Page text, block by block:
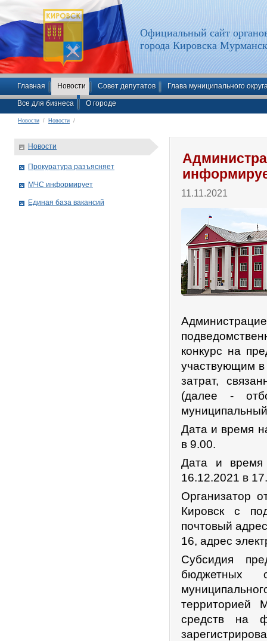
Официальный сайт
города Кировска
Главная Новости Совет депутатов Глава муниципального
Все для бизнеса О городе
Новости / Новости /
11.11.2021
конкурс на
участвующим в
затрат,
(далее -
Дата и время
в 9.00.
Дата и время
16.12.2021 в
Организатор
Кировск с
почтовый
16, адрес
Субсидия
бюджетных
территорией
средств на
Новости
Прокуратура разъясняет
МЧС информирует
Единая база вакансий